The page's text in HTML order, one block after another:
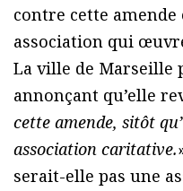
contre cette
association qui
La ville de Marseille
annonçant qu’elle
cette amende, sitôt
association caritative.
serait-elle pas une